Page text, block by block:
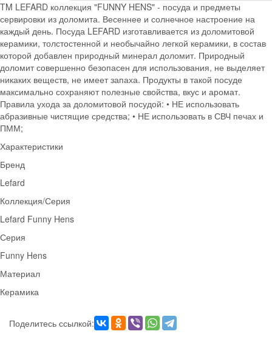
TM LEFARD коллекция "FUNNY HENS" - посуда и предметы
сервировки из доломита. Весеннее и солнечное настроение на
каждый день. Посуда LEFARD изготавливается из доломитовой
керамики, толстостенной и необычайно легкой керамики, в состав
которой добавлен природный минерал доломит. Природный
доломит совершенно безопасен для использования, не выделяет
никаких веществ, не имеет запаха. Продукты в такой посуде
максимально сохраняют полезные свойства, вкус и аромат.
Правила ухода за доломитовой посудой: • НЕ использовать
абразивные чистящие средства; • НЕ использовать в СВЧ печах и
ПММ;
Характеристики
Бренд
Lefard
Коллекция/Серия
Lefard Funny Hens
Серия
Funny Hens
Материал
Керамика
Поделитесь ссылкой: